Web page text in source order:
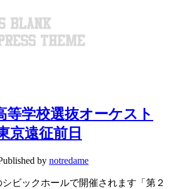
等学校選抜オーケスト
京遠征前日
by notredame
ビックホールで開催されます「第２